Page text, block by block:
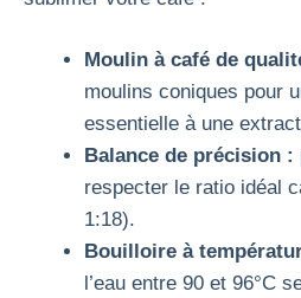
Moulin à café de
moulins coniques pour
essentielle à une
Balance de précision :
respecter le ratio idéal
1:18).
Bouilloire à
l’eau entre 90 et 96°C